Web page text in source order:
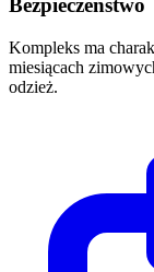
Bezpieczeństwo
Kompleks ma
miesiącach
odzież.